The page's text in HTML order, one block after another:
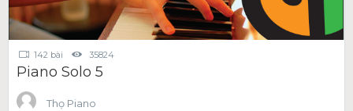
142 bài 35824
Piano Solo 5
Thọ Piano